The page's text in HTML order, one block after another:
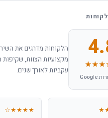
הלקוחות מדרגים את
מקצועיות הצוות,
עקביות לאורך שנים.
★★★★☆